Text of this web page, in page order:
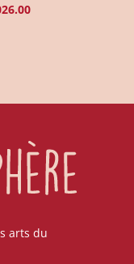
arts du